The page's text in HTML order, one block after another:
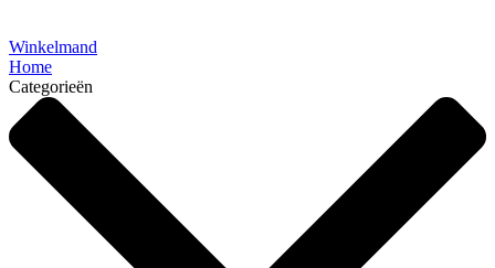
Winkelmand
Home
Categorieën